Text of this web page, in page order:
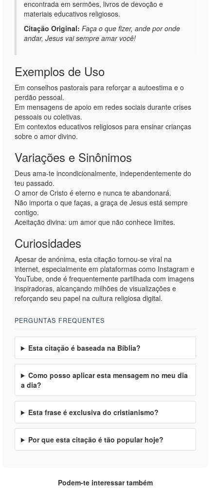
encontrada em sermões, livros de devoção e
materiais educativos religiosos.
Citação Original: Faça o que fizer, ande por onde
andar, Jesus vai sempre amar você!
Exemplos de Uso
Em conselhos pastorais para reforçar a autoestima e o
perdão pessoal.
Em mensagens de apoio em redes sociais durante crises
pessoais ou coletivas.
Em contextos educativos religiosos para ensinar crianças
sobre o amor divino.
Variações e Sinônimos
Deus ama-te incondicionalmente, independentemente do
teu passado.
O amor de Cristo é eterno e nunca te abandonará.
Não importa o que faças, a graça de Jesus está sempre
contigo.
Aceitação divina: um amor que não conhece limites.
Curiosidades
Apesar de anónima, esta citação tornou-se viral na
internet, especialmente em plataformas como Instagram e
YouTube, onde é frequentemente partilhada com imagens
inspiradoras, alcançando milhões de visualizações e
reforçando seu papel na cultura religiosa digital.
PERGUNTAS FREQUENTES
Esta citação é baseada na Bíblia?
Como posso aplicar esta mensagem no meu dia
a dia?
Esta frase é exclusiva do cristianismo?
Por que esta citação é tão popular hoje?
Podem-te interessar também